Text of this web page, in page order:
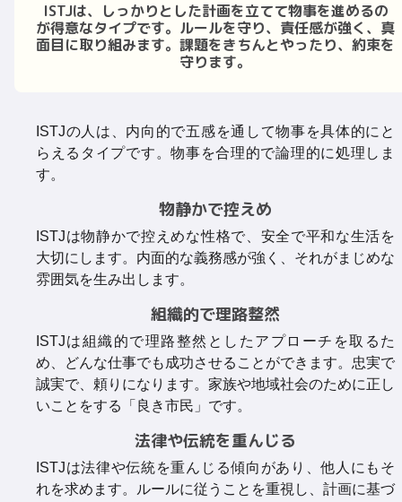
ISTJは、しっかりとした計画を立てて物事を進めるの
が得意なタイプです。ルールを守り、責任感が強く、真
面目に取り組みます。課題をきちんとやったり、約束を
守ります。
ISTJの人は、内向的で五感を通して物事を具体的にと
らえるタイプです。物事を合理的で論理的に処理しま
す。
物静かで控えめ
ISTJは物静かで控えめな性格で、安全で平和な生活を
大切にします。内面的な義務感が強く、それがまじめな
雰囲気を生み出します。
組織的で理路整然
ISTJは組織的で理路整然としたアプローチを取るた
め、どんな仕事でも成功させることができます。忠実で
誠実で、頼りになります。家族や地域社会のために正し
いことをする「良き市民」です。
法律や伝統を重んじる
ISTJは法律や伝統を重んじる傾向があり、他人にもそ
れを求めます。ルールに従うことを重視し、計画に基づ